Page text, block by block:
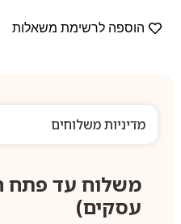
הוספה לרשימת משאלות
מדיניות משלוחים
עסקים)